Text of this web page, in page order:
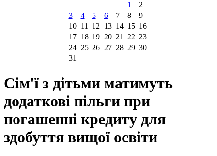
1
2
3
4 5 6 7 8
9
10
11 12 13 14 15 16
17
18 19 20 21 22 23
24
25 26 27 28 29 30
31
Сім'ї з дітьми матимуть
додаткові пільги при
погашенні кредиту для
здобуття вищої освіти